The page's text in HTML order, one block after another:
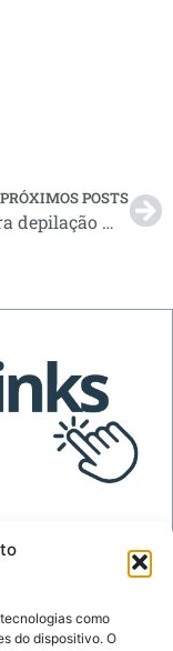
como
do dispositivo. O
PRÓXIMOS POSTS
Dicas para depilação masculina de pernas e pés